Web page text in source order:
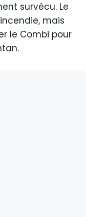
survécu. Le
mais
le Combi pour